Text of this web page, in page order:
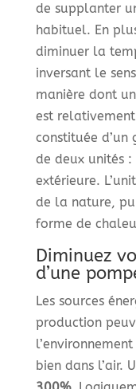
de supplanter
habituel. En
diminuer la
inversant le
manière dont
est relativement
constituée d’un
de deux unités
extérieure.
de la nature,
forme de
Diminuez
d’une
Les sources
production
bien dans l’air.